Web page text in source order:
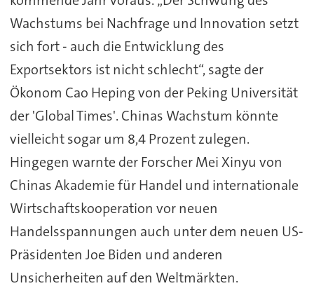
Wachstums bei Nachfrage und Innovation setzt
sich fort - auch die Entwicklung des
Exportsektors ist nicht schlecht“, sagte der
Ökonom Cao Heping von der Peking Universität
der 'Global Times'. Chinas Wachstum könnte
vielleicht sogar um 8,4 Prozent zulegen.
Hingegen warnte der Forscher Mei Xinyu von
Chinas Akademie für Handel und internationale
Wirtschaftskooperation vor neuen
Handelsspannungen auch unter dem neuen US-
Präsidenten Joe Biden und anderen
Unsicherheiten auf den Weltmärkten.